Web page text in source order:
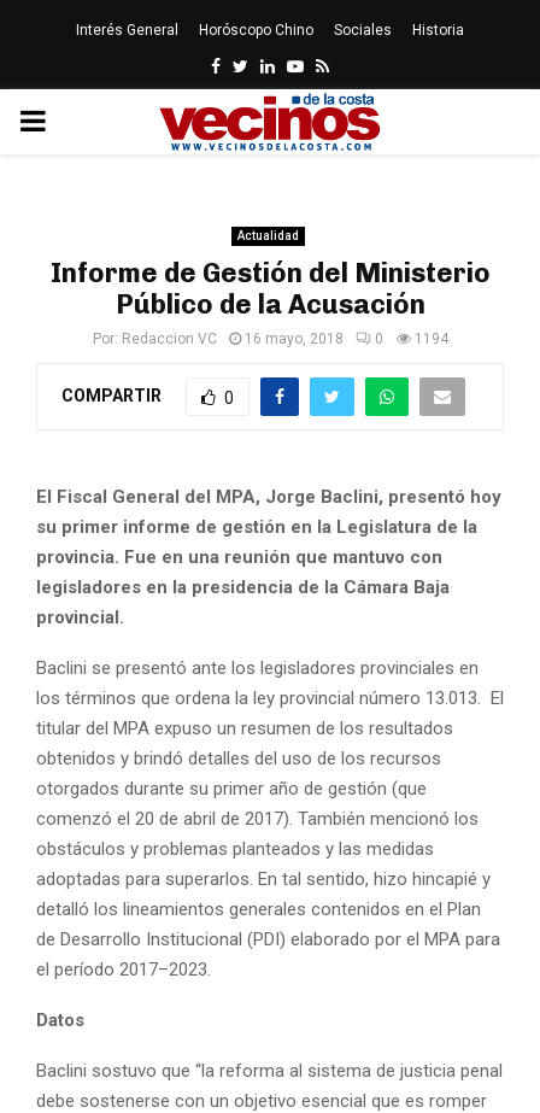
Interés General Horóscopo Chino Sociales Historia
Facebook
Twitter
LinkedinYoutube
Rss
PRIMARY
Actualidad
Informe de Gestión del Ministerio
Público de la Acusación
Por: Redaccion VC 16 mayo, 2018 0 1194
COMPARTIR 0
El Fiscal General del MPA, Jorge Baclini, presentó hoy
su primer informe de gestión en la Legislatura de la
provincia. Fue en una reunión que mantuvo con
legisladores en la presidencia de la Cámara Baja
provincial.
Baclini se presentó ante los legisladores provinciales en
los términos que ordena la ley provincial número 13.013. El
titular del MPA expuso un resumen de los resultados
obtenidos y brindó detalles del uso de los recursos
otorgados durante su primer año de gestión (que
comenzó el 20 de abril de 2017). También mencionó los
obstáculos y problemas planteados y las medidas
adoptadas para superarlos. En tal sentido, hizo hincapié y
detalló los lineamientos generales contenidos en el Plan
de Desarrollo Institucional (PDI) elaborado por el MPA para
el período 2017–2023.
Datos
Baclini sostuvo que “la reforma al sistema de justicia penal
debe sostenerse con un objetivo esencial que es romper